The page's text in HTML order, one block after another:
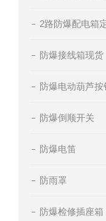
2路防爆配电箱
防爆接线箱现货
防爆电动葫芦按
防爆倒顺开关
防爆电笛
防雨罩
防爆检修插座箱